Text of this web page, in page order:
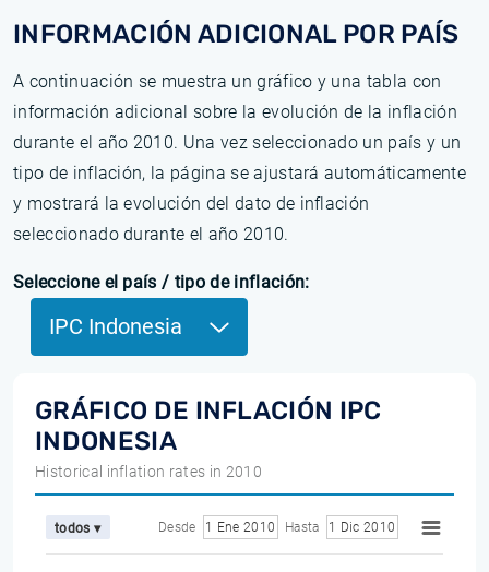
INFORMACIÓN ADICIONAL POR PAÍS
A continuación se muestra un gráfico y una tabla con
información adicional sobre la evolución de la inflación
durante el año 2010. Una vez seleccionado un país y un
tipo de inflación, la página se ajustará automáticamente
y mostrará la evolución del dato de inflación
seleccionado durante el año 2010.
Seleccione el país / tipo de inflación:
IPC Indonesia
GRÁFICO DE INFLACIÓN IPC
INDONESIA
Historical inflation rates in 2010
todos ▾ Desde 1 Ene 2010 Hasta 1 Dic 2010